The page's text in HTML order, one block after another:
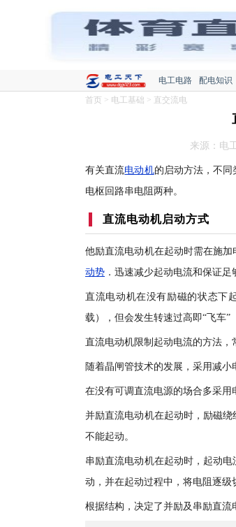
电工电路 配电知识
首页 > 电工基础 > 直交流电
来源：电
有关直流电动机的启动方法，不同
电枢回路串电阻两种。
直流电动机启动方式
他励直流电动机在起动时需在施
动势 ．迅速减少起动电流和保证
直流电动机在没有励磁的状态下
载），但会发生转速过高即“飞车”
直流电动机限制起动电流的方法，
随着晶闸管技术的发展，采用减小
在没有可调直流电源的场合多采用
并励直流电动机在起动时，励磁
不能起动。
串励直流电动机在起动时，起动
动，并在起动过程中，将电阻逐级
根据结构，决定了并励及串励直流